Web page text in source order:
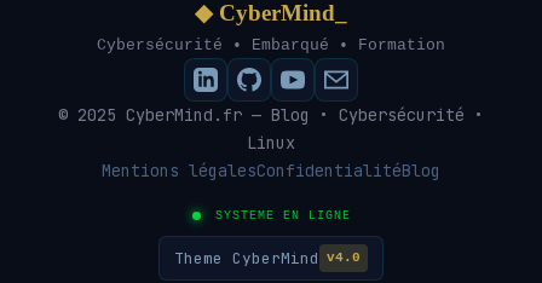
◆ CyberMind_
Cybersécurité • Embarqué • Formation
© 2025 CyberMind.fr — Blog • Cybersécurité •
Linux
Mentions légalesConfidentialitéBlog
SYSTEME EN LIGNE
Theme CyberMind v4.0